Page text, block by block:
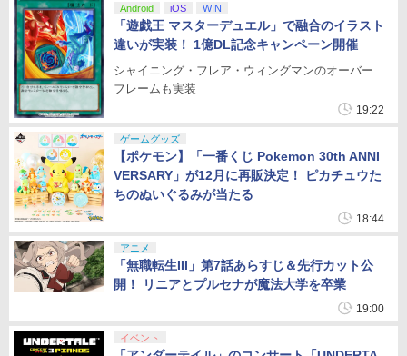
Android
iOS WIN
「遊戯王 マスターデュエル」で融合のイラスト
違いが実装！ 1億DL記念キャンペーン開催
シャイニング・フレア・ウィングマンのオーバー
フレームも実装
19:22
ゲームグッズ
【ポケモン】「一番くじ Pokemon 30th ANNI
VERSARY」が12月に再販決定！ ピカチュウた
ちのぬいぐるみが当たる
18:44
アニメ
「無職転生III」第7話あらすじ＆先行カット公
開！ リニアとプルセナが魔法大学を卒業
19:00
イベント